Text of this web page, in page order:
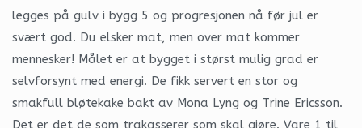
legges på gulv i bygg 5 og progresjonen nå før jul er
svært god. Du elsker mat, men over mat kommer
mennesker! Målet er at bygget i størst mulig grad er
selvforsynt med energi. De fikk servert en stor og
smakfull bløtekake bakt av Mona Lyng og Trine Ericsson.
Det er det de som trakasserer som skal gjøre. Vare 1 til